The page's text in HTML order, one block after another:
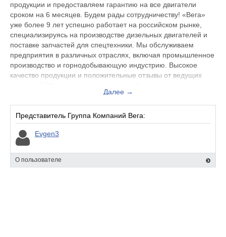
продукции и предоставляем гарантию на все двигатели
сроком на 6 месяцев. Будем рады сотрудничеству! «Вега»
уже более 9 лет успешно работает на российском рынке,
специализируясь на производстве дизельных двигателей и
поставке запчастей для спецтехники. Мы обслуживаем
предприятия в различных отраслях, включая промышленное
производство и горнодобывающую индустрию. Высокое
качество продукции и положительные отзывы от ведущих
надёжность. «Вега» – ваш надежный партнёр для
стабильной и эффективной работы спецтехники.
Далее →
Представитель Группа Компаний Вега:
Evgen3
О пользователе